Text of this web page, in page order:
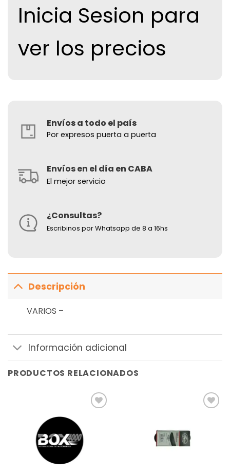
Inicia Sesion para
ver los precios
Envíos a todo el país
Por expresos puerta a puerta
Envíos en el día en CABA
El mejor servicio
¿Consultas?
Escribinos por Whatsapp de 8 a 16hs
Descripción
VARIOS –
Información adicional
PRODUCTOS RELACIONADOS
deseos